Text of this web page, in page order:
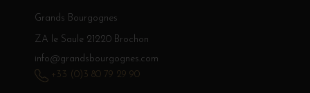
Grands Bourgognes
ZA le Saule 21220 Brochon
info@grandsbourgognes.com
+33 (0)3 80 79 29 90